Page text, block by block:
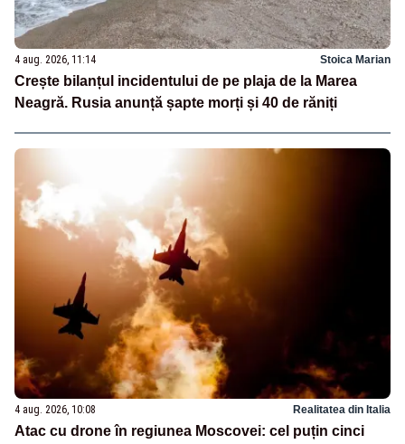
4 aug. 2026, 11:14 Stoica Marian
Crește bilanțul incidentului de pe plaja de la Marea
Neagră. Rusia anunță șapte morți și 40 de răniți
4 aug. 2026, 10:08 Realitatea din Italia
Atac cu drone în regiunea Moscovei: cel puțin cinci